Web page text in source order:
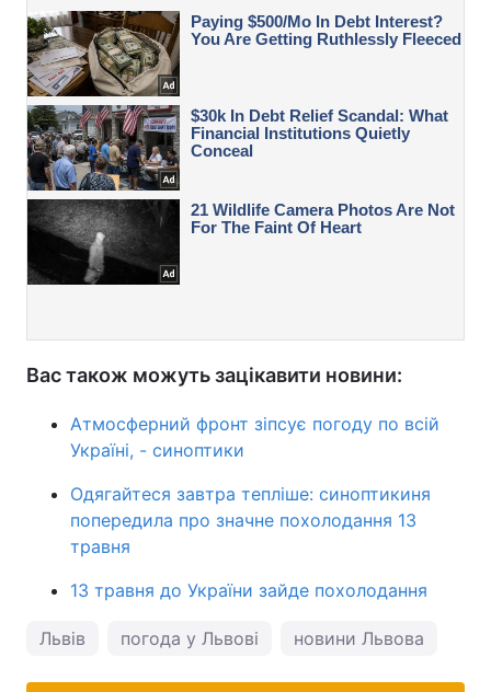
Вас також можуть зацікавити новини:
Атмосферний фронт зіпсує погоду по всій
Україні, - синоптики
Одягайтеся завтра тепліше: синоптикиня
попередила про значне похолодання 13
травня
13 травня до України зайде похолодання
Львів погода у Львові новини Львова